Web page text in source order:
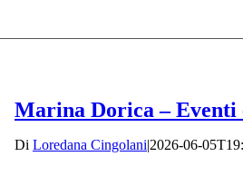
Marina Dorica – Eventi
Di Loredana Cingolani|2026-06-